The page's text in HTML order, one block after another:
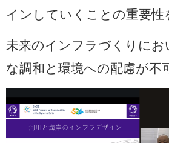
インしていくことの重要
未来のインフラづくりに
な調和と環境への配慮が